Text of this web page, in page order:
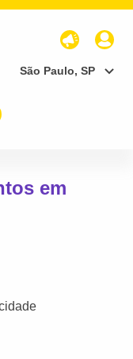
São Paulo, SP
em